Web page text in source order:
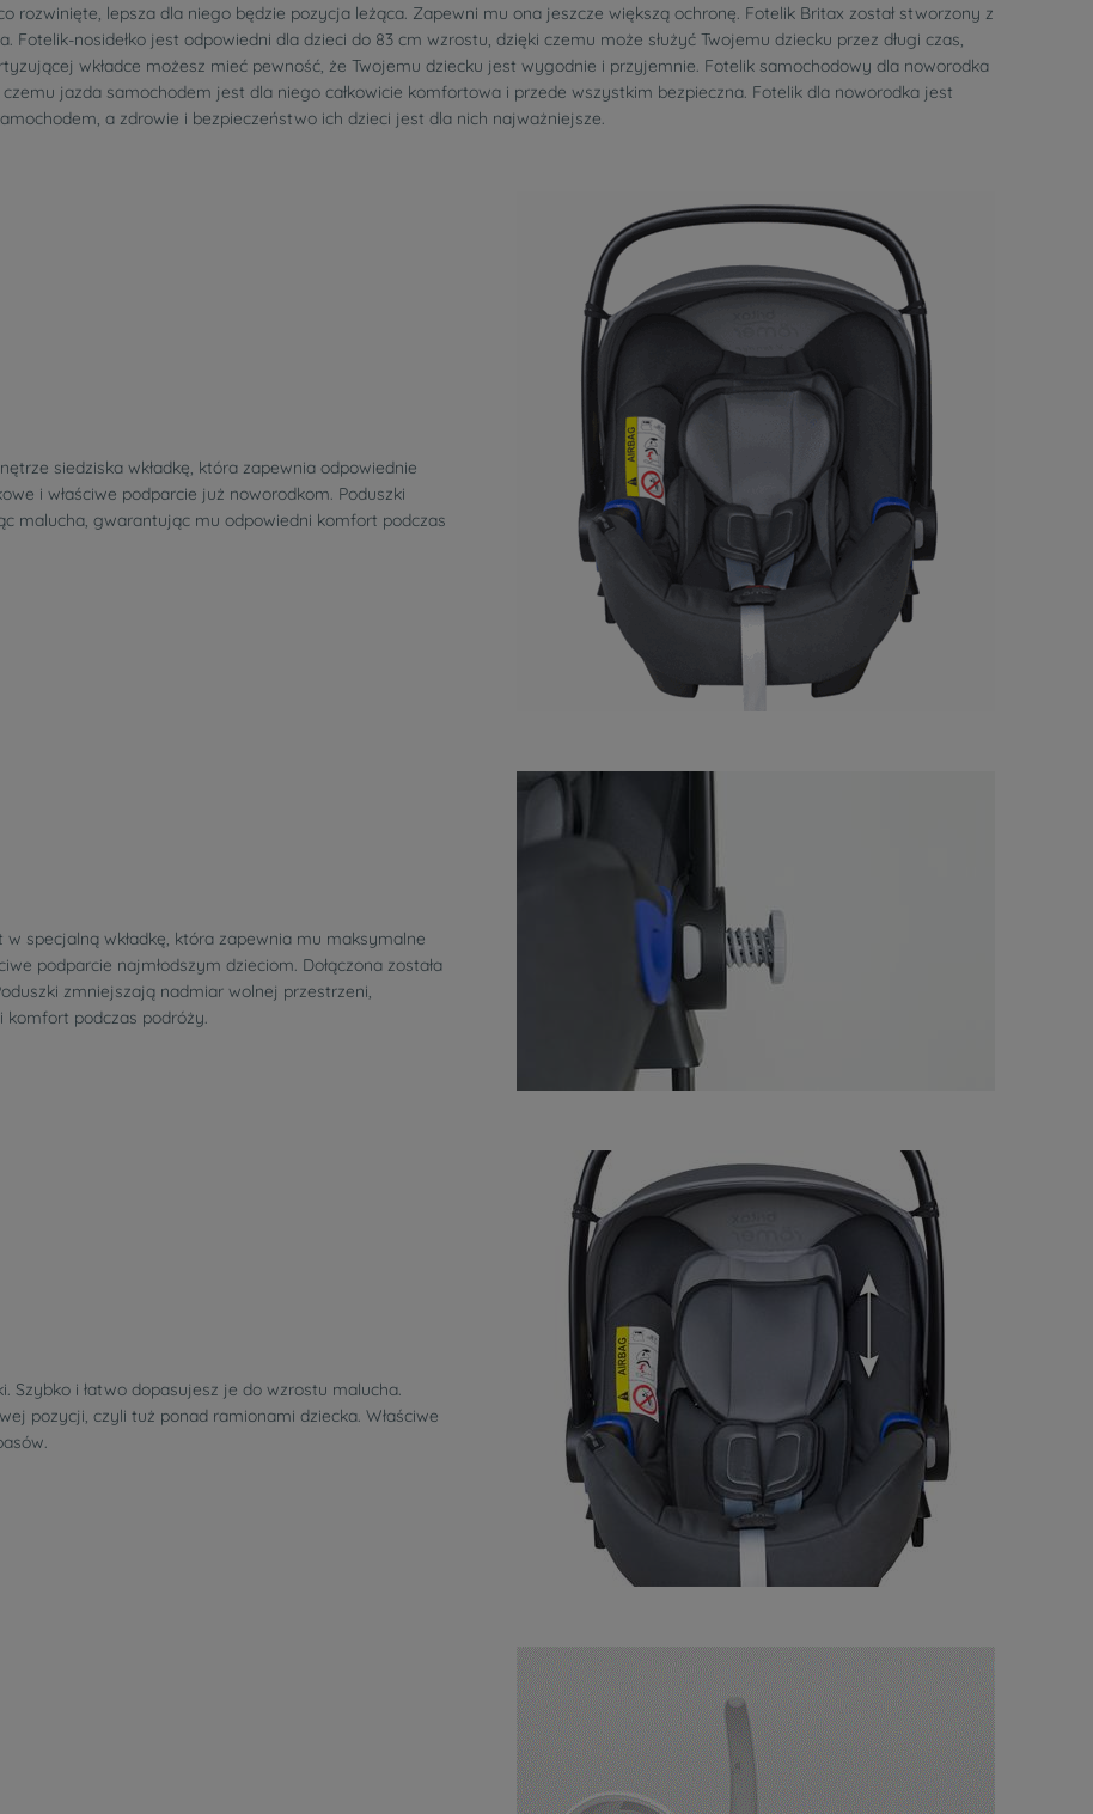
rozwinięte, lepsza dla niego będzie pozycja leżąca. Zapewni mu ona jeszcze większą ochronę. Fotelik Britax został stworzony z
nosidełko jest odpowiedni dla dzieci do 83 cm wzrostu, dzięki czemu może służyć Twojemu dziecku przez długi czas,
wkładce możesz mieć pewność, że Twojemu dziecku jest wygodnie i przyjemnie. Fotelik samochodowy dla noworodka
jazda samochodem jest dla niego całkowicie komfortowa i przede wszystkim bezpieczna. Fotelik dla noworodka jest
a zdrowie i bezpieczeństwo ich dzieci jest dla nich najważniejsze.
siedziska wkładkę, która zapewnia odpowiednie
i właściwe podparcie już noworodkom. Poduszki
malucha, gwarantując mu odpowiedni komfort podczas
specjalną wkładkę, która zapewnia mu maksymalne
podparcie najmłodszym dzieciom. Dołączona została
zmniejszają nadmiar wolnej przestrzeni,
podczas podróży.
Szybko i łatwo dopasujesz je do wzrostu malucha.
pozycji, czyli tuż ponad ramionami dziecka. Właściwe